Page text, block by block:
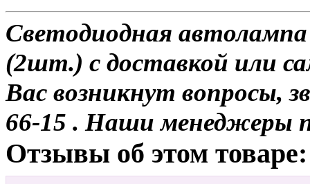
Светодиодная
(2шт.) с доставкой или
Вас возникнут вопросы,
66-15 . Наши менеджеры
Отзывы об этом товаре: